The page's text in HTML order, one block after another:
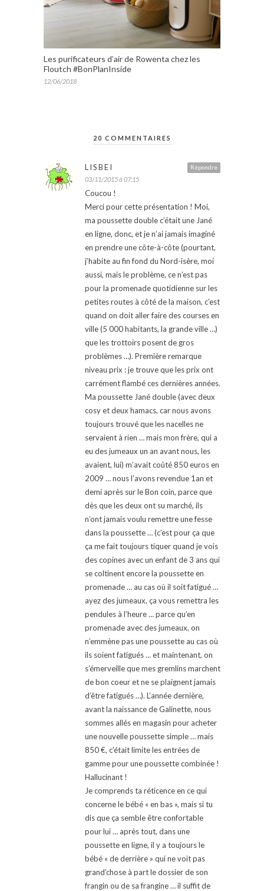
Les purificateurs d’air de Rowenta chez les
Floutch #BonPlanInside
12/06/2018
20 COMMENTAIRES
Répondre
LISBEI
03/11/2015 à 07:15
Coucou !
Merci pour cette présentation ! Moi,
ma poussette double c’était une Jané
en ligne, donc, et je n’ai jamais imaginé
en prendre une côte-à-côte (pourtant,
j’habite au fin fond du Nord-isère, moi
aussi, mais le problème, ce n’est pas
pour la promenade quotidienne sur les
petites routes à côté de la maison, c’est
quand on doit aller faire des courses en
ville (5 000 habitants, la grande ville …)
que les trottoirs posent de gros
problèmes …). Première remarque
niveau prix : je trouve que les prix ont
carrément flambé ces dernières années.
Ma poussette Jané double (avec deux
cosy et deux hamacs, car nous avons
toujours trouvé que les nacelles ne
servaient à rien … mais mon frère, qui a
eu des jumeaux un an avant nous, les
avaient, lui) m’avait coûté 850 euros en
2009 … nous l’avons revendue 1an et
demi après sur le Bon coin, parce que
dès que les deux ont su marché, ils
n’ont jamais voulu remettre une fesse
dans la poussette … (c’est pour ça que
ça me fait toujours tiquer quand je vois
des copines avec un enfant de 3 ans qui
se coltinent encore la poussette en
promenade … au cas où il soit fatigué …
ayez des jumeaux, ça vous remettra les
pendules à l’heure … parce qu’en
promenade avec des jumeaux, on
n’emmène pas une poussette au cas où
ils soient fatigués … et maintenant, on
s’émerveille que mes gremlins marchent
de bon coeur et ne se plaignent jamais
d’être fatigués …). L’année dernière,
avant la naissance de Galinette, nous
sommes allés en magasin pour acheter
une nouvelle poussette simple … mais
850 €, c’était limite les entrées de
gamme pour une poussette combinée !
Hallucinant !
Je comprends ta réticence en ce qui
concerne le bébé « en bas », mais si tu
dis que ça semble être confortable
pour lui … après tout, dans une
poussette en ligne, il y a toujours le
bébé « de derrière » qui ne voit pas
grand’chose à part le dossier de son
frangin ou de sa frangine … il suffit de